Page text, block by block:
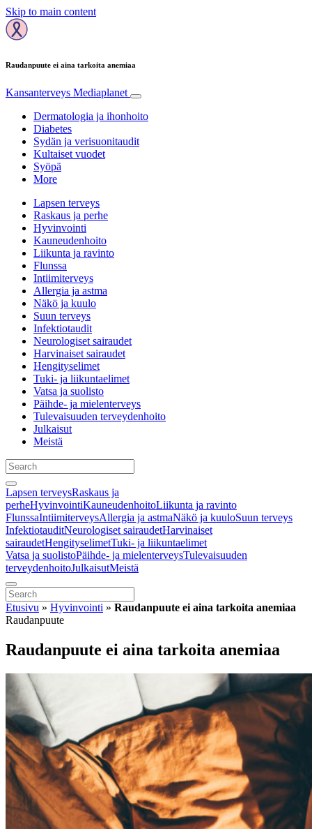
Skip to main content
Raudanpuute ei aina tarkoita anemiaa
Kansanterveys Mediaplanet
Dermatologia ja ihonhoito
Diabetes
Sydän ja verisuonitaudit
Kultaiset vuodet
Syöpä
More
Lapsen terveys
Raskaus ja perhe
Hyvinvointi
Kauneudenhoito
Liikunta ja ravinto
Flunssa
Intiimiterveys
Allergia ja astma
Näkö ja kuulo
Suun terveys
Infektiotaudit
Neurologiset sairaudet
Harvinaiset sairaudet
Hengityselimet
Tuki- ja liikuntaelimet
Vatsa ja suolisto
Päihde- ja mielenterveys
Tulevaisuuden terveydenhoito
Julkaisut
Meistä
Lapsen terveysRaskaus ja
perheHyvinvointiKauneudenhoitoLiikunta ja ravinto
FlunssaIntiimiterveysAllergia ja astmaNäkö ja kuuloSuun terveys
InfektiotauditNeurologiset sairaudetHarvinaiset
sairaudetHengityselimetTuki- ja liikuntaelimet
Vatsa ja suolistoPäihde- ja mielenterveysTulevaisuuden
terveydenhoitoJulkaisutMeistä
Etusivu » Hyvinvointi » Raudanpuute ei aina tarkoita anemiaa
Raudanpuute
Raudanpuute ei aina tarkoita anemiaa